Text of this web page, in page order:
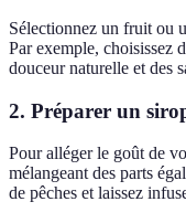
Sélectionnez un fruit ou
Par exemple, choisissez
douceur naturelle et des
2. Préparer un
Pour alléger le goût de
mélangeant des parts
de pêches et laissez